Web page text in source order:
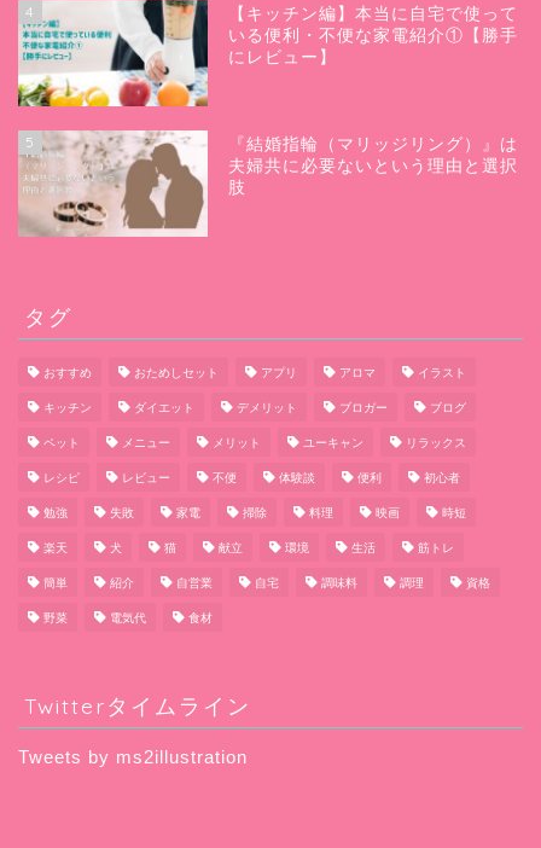
4
【キッチン編】本当に自宅で使って
いる便利・不便な家電紹介①【勝手
にレビュー】
5
『結婚指輪（マリッジリング）』は
夫婦共に必要ないという理由と選択
肢
タグ
おすすめ おためしセット アプリ アロマ イラスト
キッチン ダイエット デメリット ブロガー ブログ
ペット メニュー メリット ユーキャン リラックス
レシピ レビュー 不便 体験談 便利 初心者
勉強 失敗 家電 掃除 料理 映画 時短
楽天 犬 猫 献立 環境 生活 筋トレ
簡単 紹介 自営業 自宅 調味料 調理 資格
野菜 電気代 食材
Twitterタイムライン
Tweets by ms2illustration